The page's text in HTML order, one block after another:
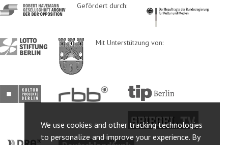
We use cookies and other tracking technologies
to personalize and improve your experience. By
http://www.havemann-
gesellschaft.de/
Gefördert durch: http://
http://www.lotto-
stiftung-
http://www.berlin.de/ba-
lichtenberg/
Mit Unterstützung von:
http://www.kulturprojekte-
berlin.de/
http://www.rbb-
online.de/
http://www.tip-
berlin.de/
http://www.spiegel.tv/